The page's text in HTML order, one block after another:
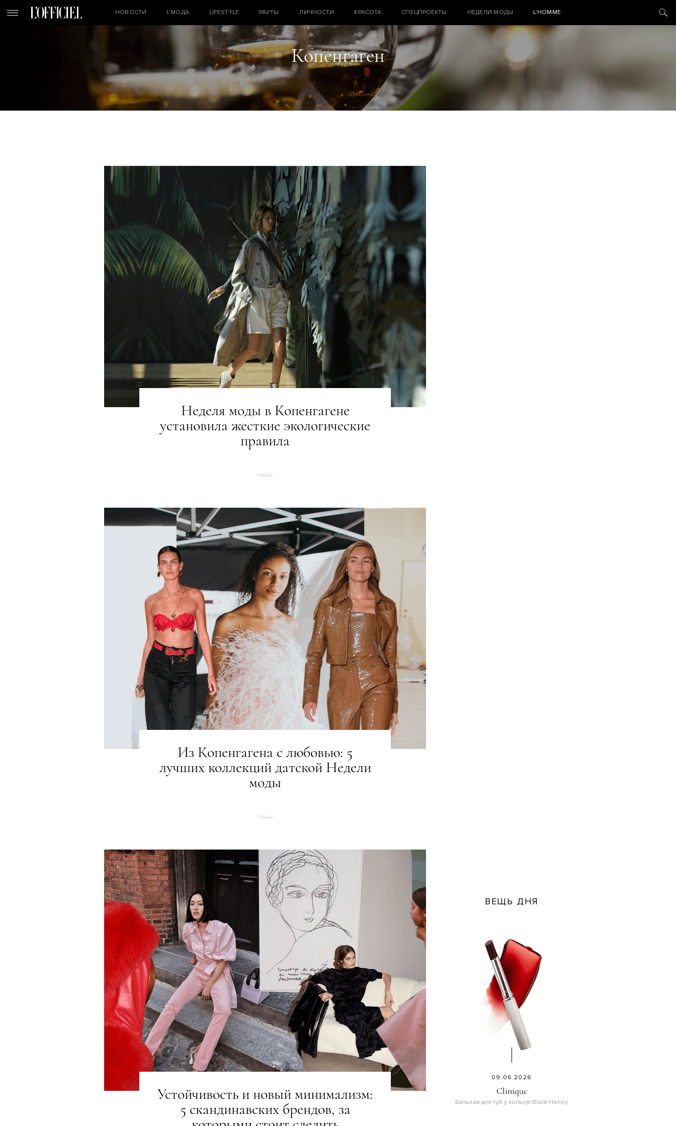
НОВОСТИ L’МОДА LIFESTYLE РАУТЫ ЛИЧНОСТИ КРАСОТА СПЕЦПРОЕКТЫ НЕДЕЛИ МОДЫ L’HOMME
Копенгаген
Неделя моды в Копенгагене
установила жесткие экологические
правила
Из Копенгагена с любовью: 5
лучших коллекций датской Недели
моды
Устойчивость и новый минимализм:
5 скандинавских брендов, за
ВЕЩЬ ДНЯ
09.06.2026
Clinique
Бальзам для губ у кольорі Black Honey